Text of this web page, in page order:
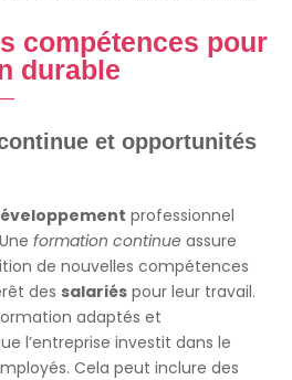
compétences pour
durable
et opportunités
professionnel
formation continue assure
de nouvelles compétences
des salariés pour leur travail.
adaptés et
l’entreprise investit dans le
Cela peut inclure des